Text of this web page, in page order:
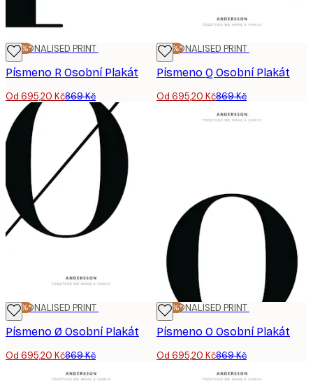
-20%*
PERSONALISED PRINT
Písmeno R Osobní Plakát
Od 695,20 Kč869 Kč
-20%*
PERSONALISED PRINT
Písmeno Q Osobní Plakát
Od 695,20 Kč869 Kč
-20%*
PERSONALISED PRINT
Písmeno Ø Osobní Plakát
Od 695,20 Kč869 Kč
-20%*
PERSONALISED PRINT
Písmeno O Osobní Plakát
Od 695,20 Kč869 Kč